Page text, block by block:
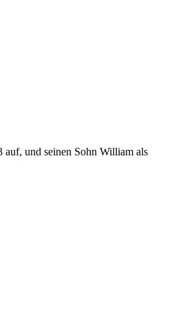
und seinen Sohn William als